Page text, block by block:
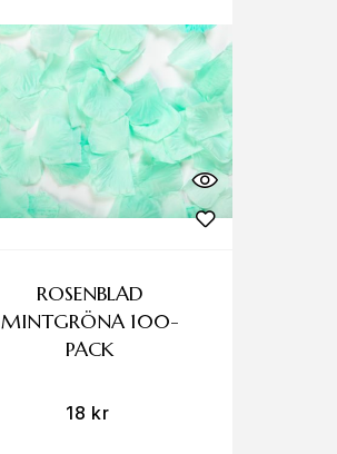
ROSENBLAD
MINTGRÖNA 100-
PACK
18 kr